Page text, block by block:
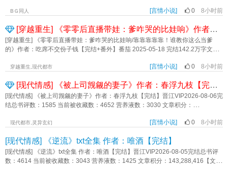
【你跟观众说去吧】【噫我都这么用力了怎么你还活着？】【强无敌的混乱邪恶
生 系统 爽文 爆笑 明穿 汉穿搜索关键字：主角：杨易一句话简介：混邪乐子人的
创人日常立意：立足历史，开拓未来《我还以为是游戏呢》作者：三傻二疯
他被迫接下一个特殊任务。 假扮穷小子，入赘给那位麻烦、矫情、能作的前
擒。 *古代版《楚门的世界》，每天18点更新 内容标签： 宫廷侯爵 相爱
相杀 甜文 爽文 正剧 主角视角唐嘉玉李昭戟 一句话简介：正文完结～入
赘给公主扮演很爱她 立意：爱是被看见 年中/年终盘点奖章2025年古言组
一强。 至于真实度—— 总不会有人把漫画当真吧？ ... 这是一个
由异能区分强弱成败。 各大异能组织盘踞一方，暗流游动。 表世界寂静
的网络世界里，揭露里世界的真实漫画横空出世。 它详细的介绍了每个大事
件的开头和结尾，每一个登场角色的言行举止，而事件经历者们根本不知道自己
画。 知情者们追着连载，细细分析漫画的每一页每一张图，无比谨慎的对待
最爱的角色。 在漫画里，有一个人是最浓墨重彩的一笔。 他有着稀奇古
怪的性格，捉摸不透的脾气。但是奇怪的人格魅力让他人气飙升，偶尔的登场足
够让漫画读者们为他们发疯。 知情人不知道他来自何处，到底有多么强大，
人能知晓的古老来历，揭露他在暗处掌控全局甚至推动局势发展，玩弄风雨的真
实面孔。 他是旧时代的最强者，隐藏在城市里的怪物。 知情者们背后一
凉，不敢想象如果不是漫画，他们将一无所知到什么程度。 他们畏惧他，想
要拉拢他，可是即使有漫画他们也不敢说明自己了解他，而不是进入他为他们准
备的陷阱。 就好像他永远在纵观全局，拨弄他们的生死存亡，而他们只能被
动接受。 而表世界里不知情的漫画读者还在为剧情哭丧： [天啊！你们为
都不知道有这么件事 蝙蝠侠有一个搭档，可是他一直觉得这个搭档疑似变态
拐 超人有一个“情敌”，可是他一直都不知道这个情敌到底是怎么冒出来的
布鲁斯说“莉莉丝，我不适合你。” 莉莉丝说“没关系，爸爸妈妈和阿福同意就
好了，你的意见无关紧要” 蝙蝠侠说“滚出我的歌谭” Doctor Demon说“那
说“什么时候我和蝙蝠侠是一对了？即使其他世界我们是一对” ┄┄ 内容标
克肯特（卡尔艾尔超人）阿尔弗雷德卢瑟以及正联那一群（排名不分先后）
其它：蝙蝠侠，超人，正义联盟以及超级英雄 一句话简介：这是深井冰和妹
控的故事 立意：《韦恩家童养媳》作者：妙音清弦
BＧ同人 [言情小说] 0 8小时前
[穿越重生] 《零零后直播带娃：爹咋哭的比娃响》作者：吃席不交份子钱【完结+番外】
[穿越重生] 《零零后直播带娃：爹咋哭的比娃响/靠靠靠靠靠！谁教你这么当爹
的》作者：吃席不交份子钱【完结+番外】番茄 2025-05-18 完结142.2万字文
始了。 节目组分别随机抽取了一名80后，一名90后和一名00后的奶爸。
友：“父爱如山呐，这爸爸是真给女儿遮风避雨呀！” 90后爸爸带娃主打一个
随心，女儿想干啥干啥，不多问，不多管。 网友：“父爱如山呐，无条件的宠
孩子，主打一个陪伴和快乐。” 而当镜头到了00后爸爸这边。 全网傻
吗？” 董晨：“你真想知道？那你给我二百块。” 萌萝莉哭的更响了：“还
好听！他们懂个球！” 萌萝莉都哭抽抽了，董晨也不甘示弱。 “我劝你别
哭，因为我哭起来，可你比嗓门大多了........” 坑娃一时爽，一直坑娃一直爽，
网友都震惊了。 网友：“父爱如山呐，还踏马是火焰山！” “爷奶提刀赶来
穿越重生,现代都市 [言情小说] 0 8小时前
[现代情感] 《被上司觊觎的妻子》作者：春浮九枝【完结】
[现代情感] 《被上司觊觎的妻子》作者：春浮九枝【完结】晋江VIP2026-08-06完
结总书评数：1585 当前被收藏数：4652 营养液数：3030 文章积分：
夫却意外的优秀，家世，学历，工作，样样出挑。只有舒玉知道，这是一场荒唐
但她的身体早已成熟，总浮现出隐秘的渴望，羞耻与自尊让她没法要求，名义上
的婚姻给她束缚，只能独自忍耐，自己解决。某天，她梦到了一个男人，自此之
后，梦境变得潮热而模糊。舒玉的气色越来越好，丈夫的目光逐渐落到她身上，
现代都市,灵异玄幻 [言情小说] 0 8小时前
[现代情感] 《逆流》txt全集 作者：唯酒【完结】
[现代情感] 《逆流》txt全集 作者：唯酒【完结】晋江VIP2026-08-05完结总书评
数：4614 当前被收藏数：3043 营养液数：1425 文章积分：143,288,416【文